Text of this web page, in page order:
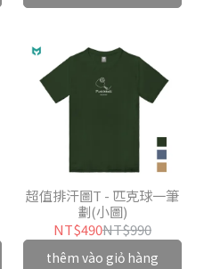
超值排汗圖T - 匹克球一筆
劃(小圖)
NT$490NT$990
thêm vào giỏ hàng